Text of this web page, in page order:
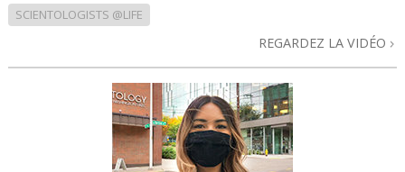
SCIENTOLOGISTS @LIFE
REGARDEZ LA VIDÉO